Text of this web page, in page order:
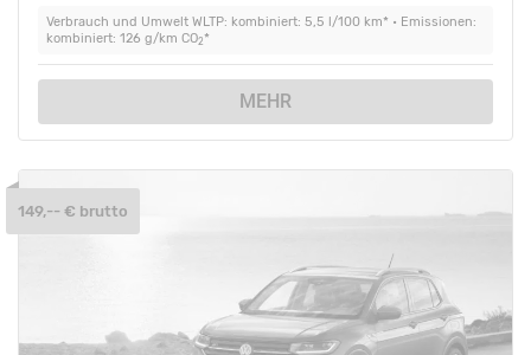
Verbrauch und Umwelt WLTP: kombiniert: 5,5 l/100 km* • Emissionen:
kombiniert: 126 g/km CO2*
MEHR
149,-- € brutto